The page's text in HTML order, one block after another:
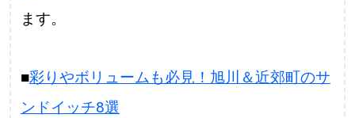
ます。
■彩りやボリュームも必見！旭川＆近郊町のサ
ンドイッチ8選